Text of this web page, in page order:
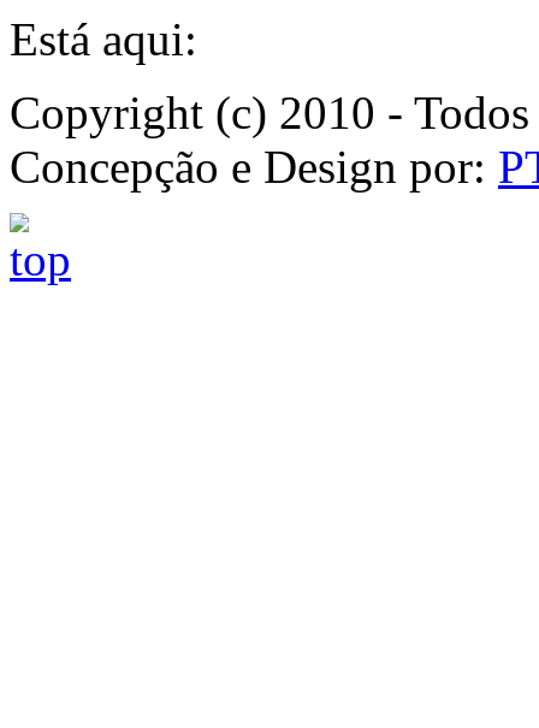
Está aqui:
Copyright (c) 2010 -
Concepção e Design por: